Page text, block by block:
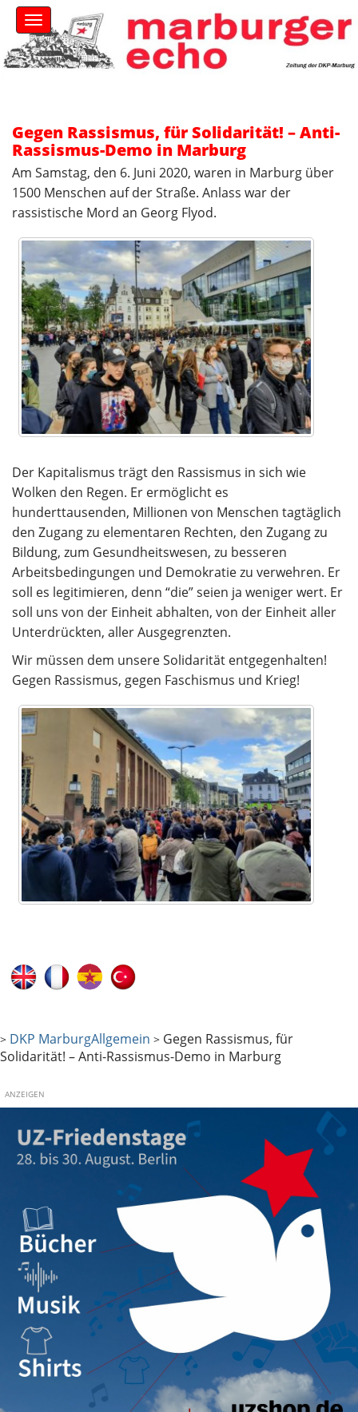
M
a
i
n
u
k
i
p
o
n
t
e
n
t
Gegen Rassismus, für Solidarität! – Anti-
Rassismus-Demo in Marburg
Am Samstag, den 6. Juni 2020, waren in Marburg über
1500 Menschen auf der Straße. Anlass war der
rassistische Mord an Georg Flyod.
Der Kapitalismus trägt den Rassismus in sich wie
Wolken den Regen. Er ermöglicht es
hunderttausenden, Millionen von Menschen tagtäglich
den Zugang zu elementaren Rechten, den Zugang zu
Bildung, zum Gesundheitswesen, zu besseren
Arbeitsbedingungen und Demokratie zu verwehren. Er
soll es legitimieren, denn “die” seien ja weniger wert. Er
soll uns von der Einheit abhalten, von der Einheit aller
Unterdrückten, aller Ausgegrenzten.
Wir müssen dem unsere Solidarität entgegenhalten!
Gegen Rassismus, gegen Faschismus und Krieg!
> DKP MarburgAllgemein > Gegen Rassismus, für
Solidarität! – Anti-Rassismus-Demo in Marburg
ANZEIGEN